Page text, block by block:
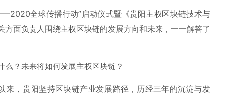
全球传播行动”启动仪式暨《贵阳主权区块链技术与
方面负责人围绕主权区块链的发展方向和未来，一一解答了
么？未来将如何发展主权区块链？
来，贵阳坚持区块链产业发展路径，历经三年的沉淀与发